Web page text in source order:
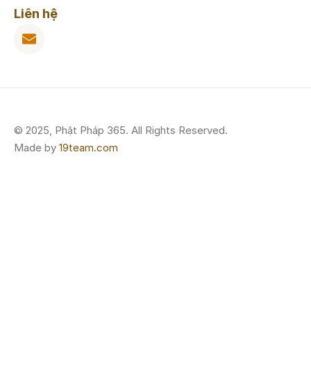
Liên hệ
© 2025, Phật Pháp 365. All Rights Reserved.
Made by 19team.com